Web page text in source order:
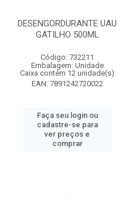
DESENGORDURANTE UAU
GATILHO 500ML
Código: 732211
Embalagem: Unidade
Caixa contém 12 unidade(s)
EAN: 7891242720022
Faça seu login ou
cadastre-se para
ver preços e
comprar